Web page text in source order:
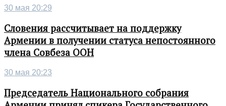
30 мая 20:29
Словения рассчитывает на поддержку
Армении в получении статуса непостоянного
члена Совбеза ООН
30 мая 20:23
Председатель Национального собрания